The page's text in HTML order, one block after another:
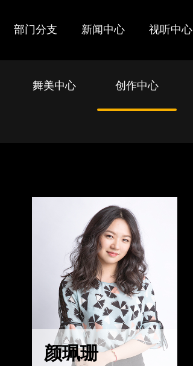
部门分支 新闻中心 视听中心
舞美中心 创作中心
颜珮珊